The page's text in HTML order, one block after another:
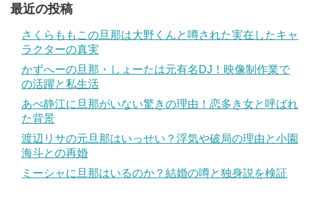
最近の投稿
さくらももこの旦那は大野くんと噂された実在したキャ
ラクターの真実
かずへーの旦那・しょーたは元有名DJ！映像制作業で
の活躍と私生活
あべ静江に旦那がいない驚きの理由！恋多き女と呼ばれ
た背景
渡辺リサの元旦那はいっせい？浮気や破局の理由と小園
海斗との再婚
ミーシャに旦那はいるのか？結婚の噂と独身説を検証